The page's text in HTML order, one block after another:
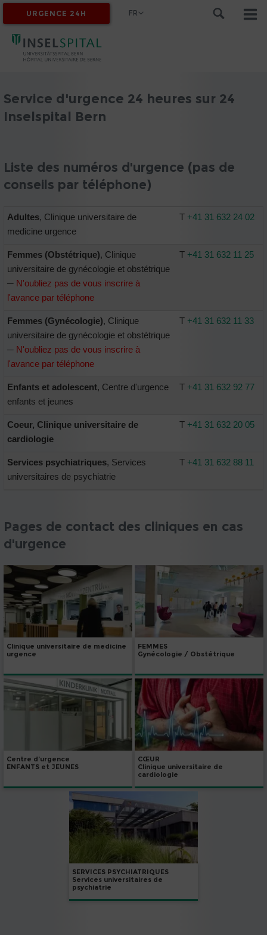
MYINSEL
URGENCE 24H FR
Service d'urgence 24 heures sur 24
Inselspital Bern
Liste des numéros d'urgence (pas de
conseils par téléphone)
Adultes, Clinique universitaire de
medicine urgence
T +41 31 632 24 02
Femmes (Obstétrique), Clinique
universitaire de gynécologie et obstétrique
─ N'oubliez pas de vous inscrire à
l'avance par téléphone
T +41 31 632 11 25
Femmes (Gynécologie), Clinique
universitaire de gynécologie et obstétrique
─ N'oubliez pas de vous inscrire à
l'avance par téléphone
T +41 31 632 11 33
Enfants et adolescent, Centre d'urgence
enfants et jeunes
T +41 31 632 92 77
Coeur, Clinique universitaire de
cardiologie
T +41 31 632 20 05
Services psychiatriques, Services
universitaires de psychiatrie
T +41 31 632 88 11
Pages de contact des cliniques en cas
d'urgence
Clinique universitaire de medicine
urgence
FEMMES
Gynécologie / Obstétrique
Centre d’urgence
ENFANTS et JEUNES
CŒUR
Clinique universitaire de
cardiologie
SERVICES PSYCHIATRIQUES
Services universitaires de
psychiatrie